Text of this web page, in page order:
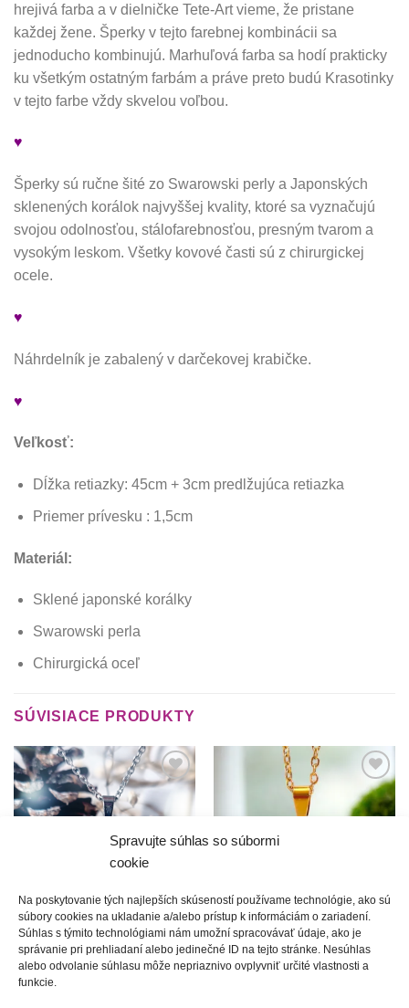
Spravujte súhlas so súbormi
cookie
Na poskytovanie tých najlepších skúseností používame technológie, ako sú
súbory cookies na ukladanie a/alebo prístup k informáciám o zariadení.
Súhlas s týmito technológiami nám umožní spracovávať údaje, ako je
správanie pri prehliadaní alebo jedinečné ID na tejto stránke. Nesúhlas
alebo odvolanie súhlasu môže nepriaznivo ovplyvniť určité vlastnosti a
funkcie.
hrejivá farba a v dielničke Tete-Art vieme, že pristane
každej žene. Šperky v tejto farebnej kombinácii sa
jednoducho kombinujú. Marhuľová farba sa hodí prakticky
ku všetkým ostatným farbám a práve preto budú Krasotinky
v tejto farbe vždy skvelou voľbou.
♥
Šperky sú ručne šité zo Swarowski perly a Japonských
sklenených korálok najvyššej kvality, ktoré sa vyznačujú
svojou odolnosťou, stálofarebnosťou, presným tvarom a
vysokým leskom. Všetky kovové časti sú z chirurgickej
ocele.
♥
Náhrdelník je zabalený v darčekovej krabičke.
♥
Veľkosť:
Dĺžka retiazky: 45cm + 3cm predlžujúca retiazka
Priemer prívesku : 1,5cm
Materiál:
Sklené japonské korálky
Swarowski perla
Chirurgická oceľ
SÚVISIACE PRODUKTY
krasotinku
si prosím
Dedičstvo | náhrdelník
20.00€
Túto
krasotinku
si prosím
Zamilovaná | srdiečkový
náhrdelník